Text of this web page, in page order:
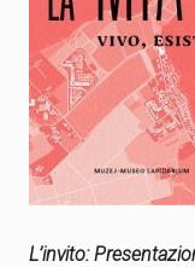
L’invito: